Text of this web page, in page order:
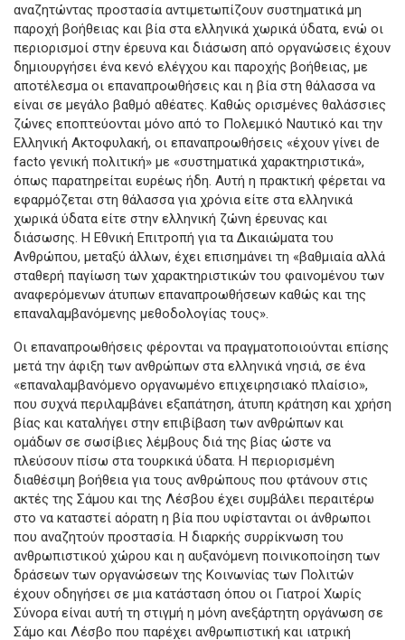
αναζητώντας προστασία αντιμετωπίζουν συστηματικά μη
παροχή βοήθειας και βία στα ελληνικά χωρικά ύδατα, ενώ οι
περιορισμοί στην έρευνα και διάσωση από οργανώσεις έχουν
δημιουργήσει ένα κενό ελέγχου και παροχής βοήθειας, με
αποτέλεσμα οι επαναπροωθήσεις και η βία στη θάλασσα να
είναι σε μεγάλο βαθμό αθέατες. Καθώς ορισμένες θαλάσσιες
ζώνες εποπτεύονται μόνο από το Πολεμικό Ναυτικό και την
Ελληνική Ακτοφυλακή, οι επαναπροωθήσεις «έχουν γίνει de
facto γενική πολιτική» με «συστηματικά χαρακτηριστικά»,
όπως παρατηρείται ευρέως ήδη. Αυτή η πρακτική φέρεται να
εφαρμόζεται στη θάλασσα για χρόνια είτε στα ελληνικά
χωρικά ύδατα είτε στην ελληνική ζώνη έρευνας και
διάσωσης. Η Εθνική Επιτροπή για τα Δικαιώματα του
Ανθρώπου, μεταξύ άλλων, έχει επισημάνει τη «βαθμιαία αλλά
σταθερή παγίωση των χαρακτηριστικών του φαινομένου των
αναφερόμενων άτυπων επαναπροωθήσεων καθώς και της
επαναλαμβανόμενης μεθοδολογίας τους».
Oι επαναπροωθήσεις φέρονται να πραγματοποιούνται επίσης
μετά την άφιξη των ανθρώπων στα ελληνικά νησιά, σε ένα
«επαναλαμβανόμενο οργανωμένο επιχειρησιακό πλαίσιο»,
που συχνά περιλαμβάνει εξαπάτηση, άτυπη κράτηση και χρήση
βίας και καταλήγει στην επιβίβαση των ανθρώπων και
ομάδων σε σωσίβιες λέμβους διά της βίας ώστε να
πλεύσουν πίσω στα τουρκικά ύδατα. Η περιορισμένη
διαθέσιμη βοήθεια για τους ανθρώπους που φτάνουν στις
ακτές της Σάμου και της Λέσβου έχει συμβάλει περαιτέρω
στο να καταστεί αόρατη η βία που υφίστανται οι άνθρωποι
που αναζητούν προστασία. Η διαρκής συρρίκνωση του
ανθρωπιστικού χώρου και η αυξανόμενη ποινικοποίηση των
δράσεων των οργανώσεων της Κοινωνίας των Πολιτών
έχουν οδηγήσει σε μια κατάσταση όπου οι Γιατροί Χωρίς
Σύνορα είναι αυτή τη στιγμή η μόνη ανεξάρτητη οργάνωση σε
Σάμο και Λέσβο που παρέχει ανθρωπιστική και ιατρική